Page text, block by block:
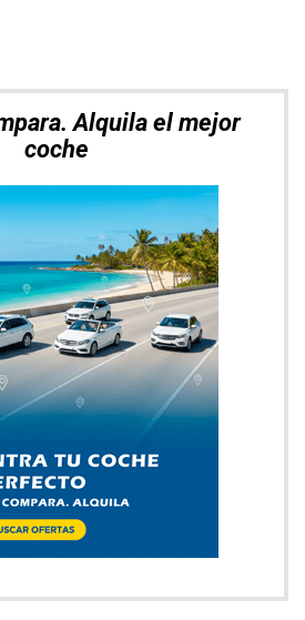
Alquila el mejor
coche